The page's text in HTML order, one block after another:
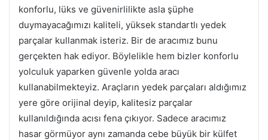
konforlu, lüks ve güvenirlilikte asla şüphe
duymayacağımızı kaliteli, yüksek standartlı yedek
parçalar kullanmak isteriz. Bir de aracımız bunu
gerçekten hak ediyor. Böylelikle hem bizler konforlu
yolculuk yaparken güvenle yolda aracı
kullanabilmekteyiz. Araçların yedek parçaları aldığımız
yere göre orijinal deyip, kalitesiz parçalar
kullanıldığında acısı fena çıkıyor. Sadece aracımız
hasar görmüyor aynı zamanda cebe büyük bir külfet